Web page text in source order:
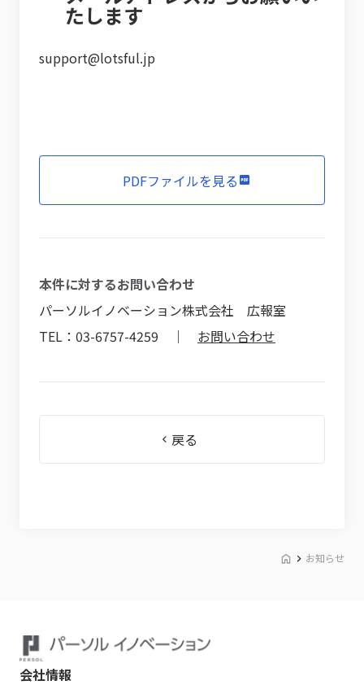
たします
support@lotsful.jp
PDFファイルを見る
本件に対するお問い合わせ
パーソルイノベーション株式会社 広報室
TEL：03-6757-4259 ｜ お問い合わせ
戻る
お知らせ
会社情報